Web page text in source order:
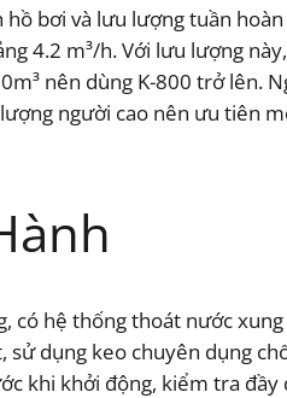
bơi và lưu lượng tuần
4.2 m³/h. Với lưu lượng
nên dùng K-800 trở lên.
người cao nên ưu tiên
hệ thống thoát nước
dụng keo chuyên dụng
khi khởi động, kiểm tra